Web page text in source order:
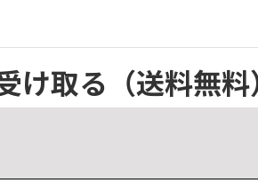
け取る （送料無料